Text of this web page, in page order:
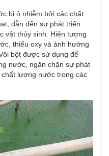
bị ô nhiễm bởi các chất
dẫn đến sự phát triển
vật thủy sinh. Hiện tượng
thiếu oxy và ảnh hưởng
bột được sử dụng để
nước, ngăn chặn sự phát
lượng nước trong các